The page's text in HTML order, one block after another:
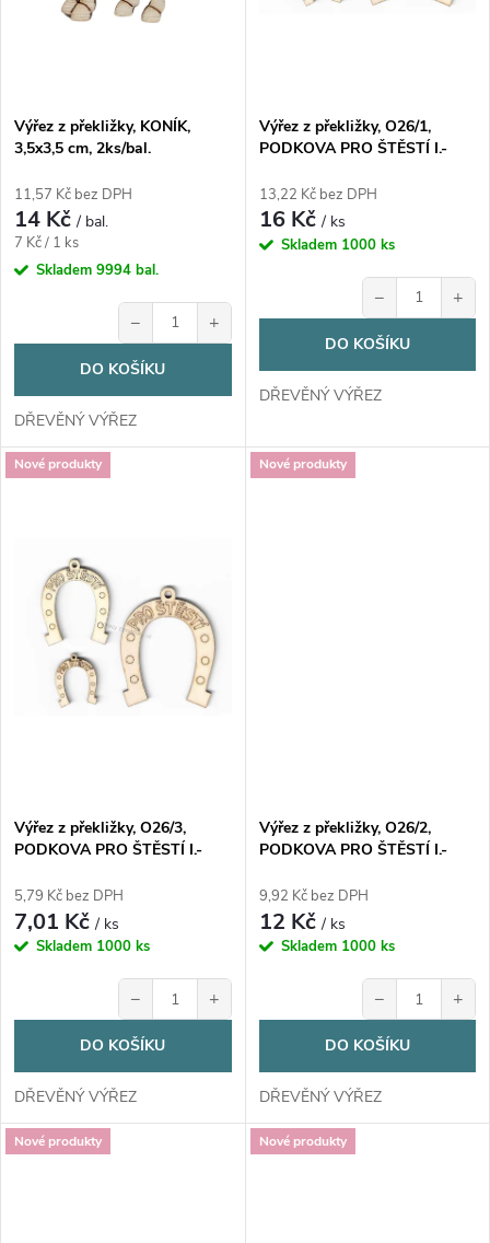
o
d
u
k
t
ů
o
d
u
ů
Výřez z překližky, KONÍK,
3,5x3,5 cm, 2ks/bal.
11,57 Kč bez DPH
14 Kč/ bal.
Měrná
cena:
7 Kč / 1 ks
Skladem 9994 bal.
− +
DO KOŠÍKU
DŘEVĚNÝ VÝŘEZ
Výřez z překližky, O26/1,
PODKOVA PRO ŠTĚSTÍ I.-
13,22 Kč bez DPH
16 Kč/ ks
Skladem 1000 ks
− +
DO KOŠÍKU
DŘEVĚNÝ VÝŘEZ
Nové produkty
Výřez z překližky, O26/3,
PODKOVA PRO ŠTĚSTÍ I.-
5,79 Kč bez DPH
7,01 Kč/ ks
Skladem 1000 ks
− +
DO KOŠÍKU
DŘEVĚNÝ VÝŘEZ
Nové produkty
Výřez z překližky, O26/2,
PODKOVA PRO ŠTĚSTÍ I.-
9,92 Kč bez DPH
12 Kč/ ks
Skladem 1000 ks
− +
DO KOŠÍKU
DŘEVĚNÝ VÝŘEZ
Nové produkty Nové produkty